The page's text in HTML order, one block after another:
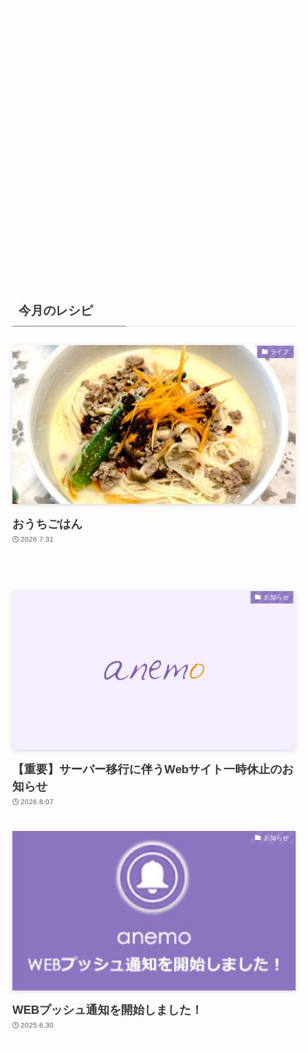
今月のレシピ
ライフ
おうちごはん
2026.7.31
お知らせ
【重要】サーバー移行に伴うWebサイト一時休止のお
知らせ
2026.8.07
お知らせ
WEBプッシュ通知を開始しました！
2025.6.30